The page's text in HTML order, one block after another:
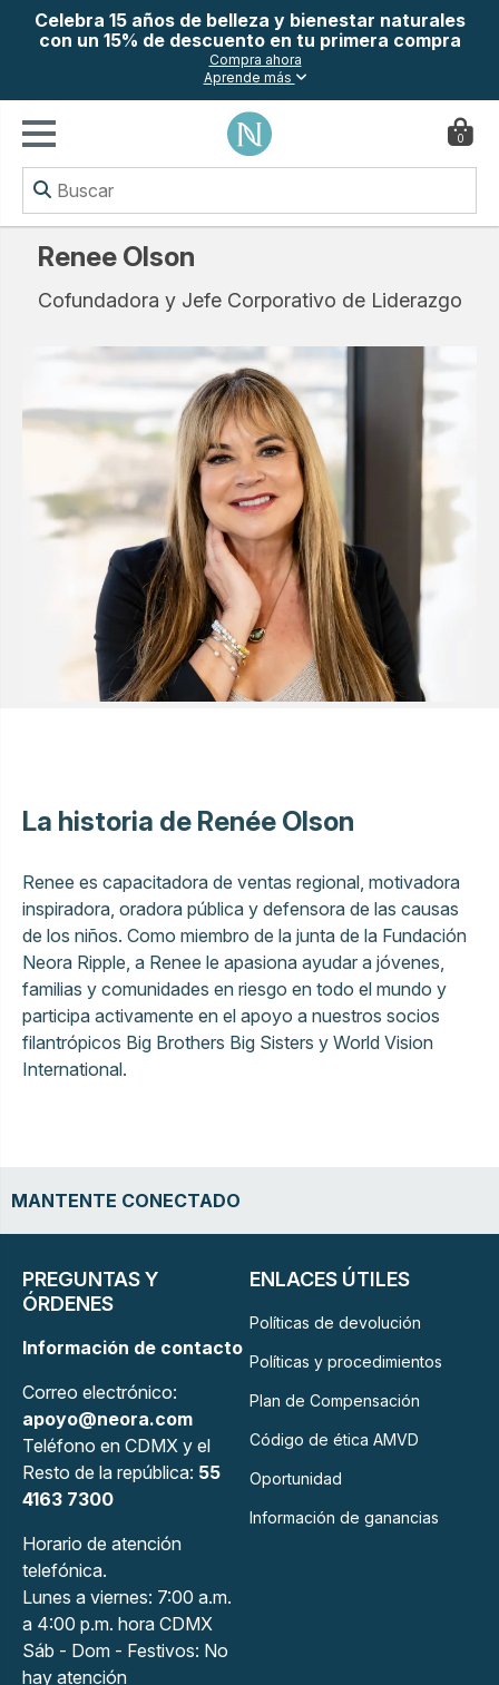
Celebra 15 años de belleza y bienestar naturales
con un 15% de descuento en tu primera compra
Compra ahora
Aprende más
0
Renee Olson
Cofundadora y Jefe Corporativo de Liderazgo
La historia de Renée Olson
Renee es capacitadora de ventas regional, motivadora
inspiradora, oradora pública y defensora de las causas
de los niños. Como miembro de la junta de la Fundación
Neora Ripple, a Renee le apasiona ayudar a jóvenes,
familias y comunidades en riesgo en todo el mundo y
participa activamente en el apoyo a nuestros socios
filantrópicos Big Brothers Big Sisters y World Vision
International.
MANTENTE CONECTADO
PREGUNTAS Y
ÓRDENES
Información de contacto
Correo electrónico:
apoyo@neora.com
Teléfono en CDMX y el
Resto de la república: 55
4163 7300
Horario de atención
telefónica.
Lunes a viernes: 7:00 a.m.
a 4:00 p.m. hora CDMX
Sáb - Dom - Festivos: No
hay atención
ENLACES ÚTILES
Políticas de devolución
Políticas y procedimientos
Plan de Compensación
Código de ética AMVD
Oportunidad
Información de ganancias